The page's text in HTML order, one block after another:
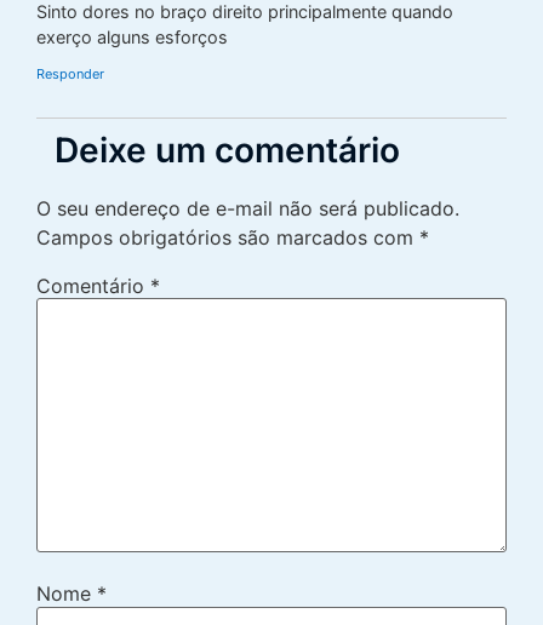
Sinto dores no braço direito principalmente quando
exerço alguns esforços
Responder
Deixe um comentário
O seu endereço de e-mail não será publicado.
Campos obrigatórios são marcados com *
Comentário *
Nome *